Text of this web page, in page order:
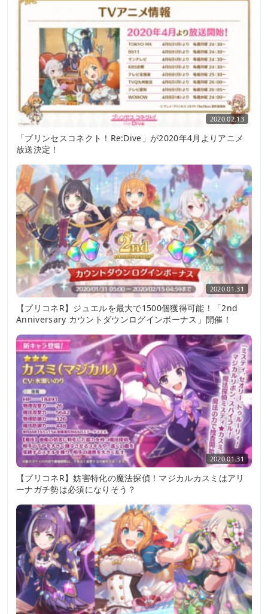
2020.02.13
「プリンセスコネクト！Re:Dive」が2020年4月よりアニメ
放送決定！
2020.01.31
【プリコネR】ジュエルを最大で1500個獲得可能！「2nd
Anniversary カウントダウンログインボーナス」開催！
2020.01.31
【プリコネR】妨害特化の魔法探偵！マジカルカスミはアリ
ーナガチ勢は必須になりそう？